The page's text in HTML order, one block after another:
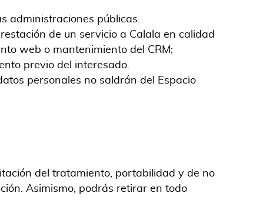
administraciones públicas.
de un servicio a Calala en calidad
web o mantenimiento del CRM;
previo del interesado.
personales no saldrán del Espacio
del tratamiento, portabilidad y de no
Asimismo, podrás retirar en todo